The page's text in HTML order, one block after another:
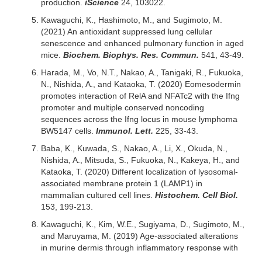
production. iScience 24, 103022.
Kawaguchi, K., Hashimoto, M., and Sugimoto, M.
(2021) An antioxidant suppressed lung cellular
senescence and enhanced pulmonary function in aged
mice. Biochem. Biophys. Res. Commun. 541, 43-49.
Harada, M., Vo, N.T., Nakao, A., Tanigaki, R., Fukuoka,
N., Nishida, A., and Kataoka, T. (2020) Eomesodermin
promotes interaction of RelA and NFATc2 with the Ifng
promoter and multiple conserved noncoding
sequences across the Ifng locus in mouse lymphoma
BW5147 cells. Immunol. Lett. 225, 33-43.
Baba, K., Kuwada, S., Nakao, A., Li, X., Okuda, N.,
Nishida, A., Mitsuda, S., Fukuoka, N., Kakeya, H., and
Kataoka, T. (2020) Different localization of lysosomal-
associated membrane protein 1 (LAMP1) in
mammalian cultured cell lines. Histochem. Cell Biol.
153, 199-213.
Kawaguchi, K., Kim, W.E., Sugiyama, D., Sugimoto, M.,
and Maruyama, M. (2019) Age-associated alterations
in murine dermis through inflammatory response with